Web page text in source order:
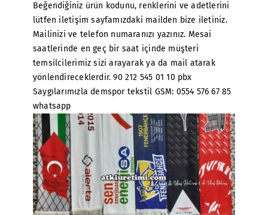
Beğendiğiniz ürün kodunu, renklerini ve adetlerini
lütfen iletişim sayfamızdaki mailden bize iletiniz.
Mailinizi ve telefon numaranızı yazınız. Mesai
saatlerinde en geç bir saat içinde müşteri
temsilcilerimiz sizi arayarak ya da mail atarak
yönlendireceklerdir. 90 212 545 01 10 pbx
Saygılarımızla demspor tekstil GSM: 0554 576 67 85
whatsapp